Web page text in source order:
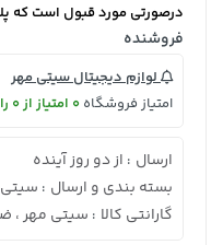
درصورتی مورد قبول است که
فروشنده
لوازم دیجیتال سیتی مهر
امتیاز فروشگاه 0 امتیاز از 0 رای
ارسال : از دو روز آینده
بسته بندی و ارسال :
گارانتی کالا : سیتی مهر ،